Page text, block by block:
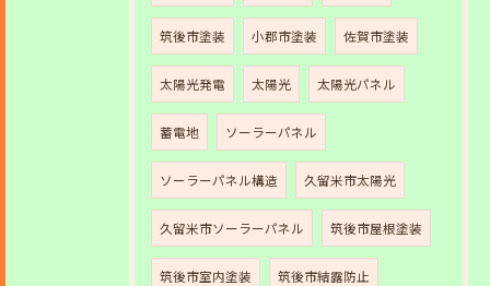
筑後市塗装 小郡市塗装 佐賀市塗装
太陽光発電 太陽光 太陽光パネル
蓄電地 ソーラーパネル
ソーラーパネル構造 久留米市太陽光
久留米市ソーラーパネル 筑後市屋根塗装
筑後市室内塗装 筑後市結露防止